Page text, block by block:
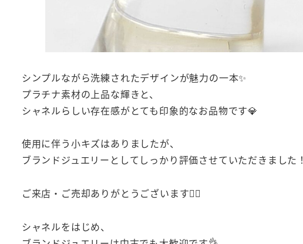
シンプルながら洗練されたデザインが魅力の一本✨
プラチナ素材の上品な輝きと、
シャネルらしい存在感がとても印象的なお品物です💎
使用に伴う小キズはありましたが、
ブランドジュエリーとしてしっかり評価させていただきました！
ご来店・ご売却ありがとうございます🙇‍♂️
シャネルをはじめ、